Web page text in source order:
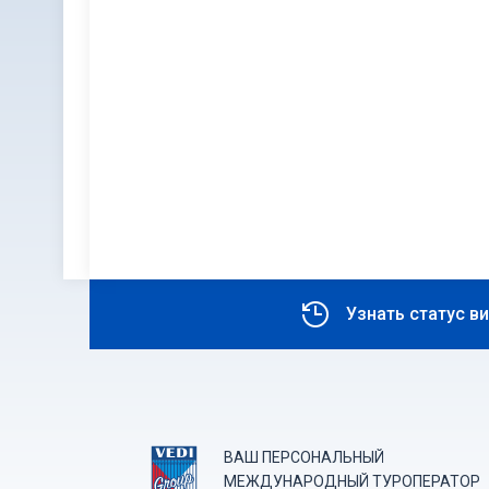
Узнать статус
ВАШ ПЕРСОНАЛЬНЫЙ
МЕЖДУНАРОДНЫЙ ТУРОПЕРАТОР